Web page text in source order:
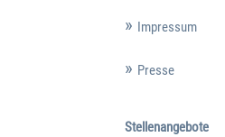
Impressum
Presse
Stellenangebote